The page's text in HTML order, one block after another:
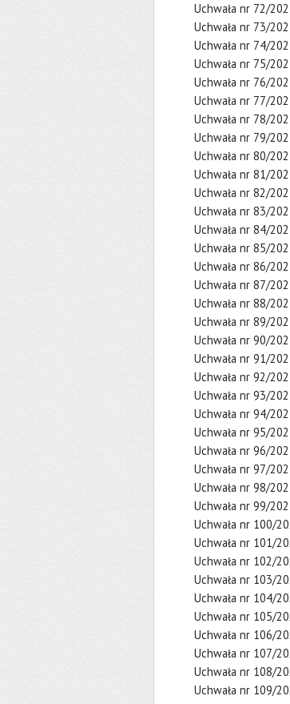
Uchwała nr 72/
Uchwała nr 73/
Uchwała nr 74/
Uchwała nr 75/
Uchwała nr 76/
Uchwała nr 77/
Uchwała nr 78/
Uchwała nr 79/
Uchwała nr 80/
Uchwała nr 81/
Uchwała nr 82/
Uchwała nr 83/
Uchwała nr 84/
Uchwała nr 85/
Uchwała nr 86/
Uchwała nr 87/
Uchwała nr 88/
Uchwała nr 89/
Uchwała nr 90/
Uchwała nr 91/
Uchwała nr 92/
Uchwała nr 93/
Uchwała nr 94/
Uchwała nr 95/
Uchwała nr 96/
Uchwała nr 97/
Uchwała nr 98/
Uchwała nr 99/
Uchwała nr 100/
Uchwała nr 101/
Uchwała nr 102/
Uchwała nr 103/
Uchwała nr 104/
Uchwała nr 105/
Uchwała nr 106/
Uchwała nr 107/
Uchwała nr 108/
Uchwała nr 109/